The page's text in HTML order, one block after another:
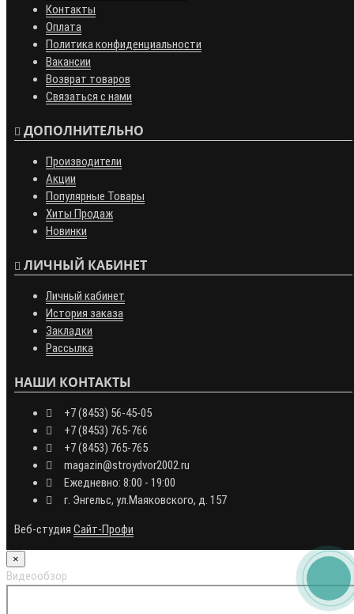
Контакты
Оплата
Политика конфиденциальности
Вакансии
Возврат товаров
Связаться с нами
ДОПОЛНИТЕЛЬНО
Производители
Акции
Популярные Товары
Хиты Продаж
Новинки
ЛИЧНЫЙ КАБИНЕТ
Личный кабинет
История заказа
Закладки
Рассылка
НАШИ КОНТАКТЫ
+7 (8453) 56-45-05
+7 (8453) 765-766
+7 (8453) 765-765
magazin@stroydvor2002.ru
Ежедневно: 8:00 - 19:00
г. Энгельс, ул.Маяковского, д. 157
Веб-студия Сайт-Профи
×
Видеообзор